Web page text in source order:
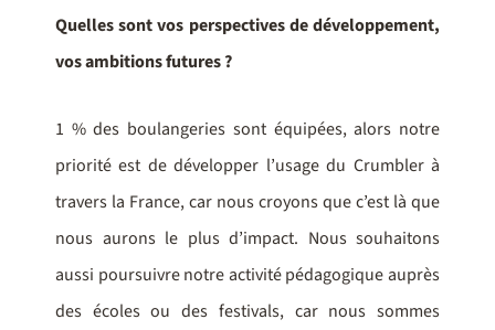
Quelles sont vos perspectives de développement,
vos ambitions futures ?
1 % des boulangeries sont équipées, alors notre
priorité est de développer l’usage du Crumbler à
travers la France, car nous croyons que c’est là que
nous aurons le plus d’impact. Nous souhaitons
aussi poursuivre notre activité pédagogique auprès
des écoles ou des festivals, car nous sommes